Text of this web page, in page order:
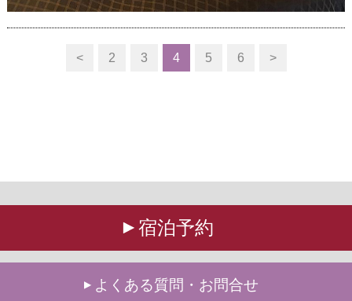
< 2 3 4 5 6 >
宿泊予約
よくある質問・お問合せ